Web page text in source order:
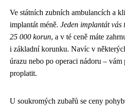
Ve státních zubních ambulancích a
implantát méně. Jeden implantát vás
25 000 korun, a v té ceně máte
i základní korunku. Navíc v
úrazu nebo po operaci nádoru –
proplatit.
U soukromých zubařů se ceny